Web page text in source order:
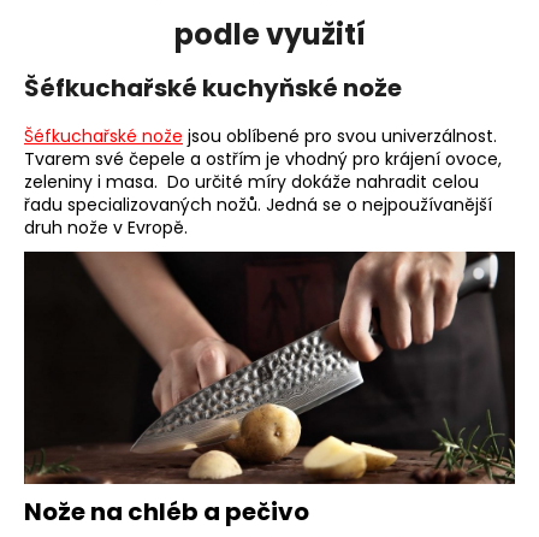
podle využití
Šéfkuchařské kuchyňské nože
Šéfkuchařské nože jsou oblíbené pro svou univerzálnost.
Tvarem své čepele a ostřím je vhodný pro krájení ovoce,
zeleniny i masa. Do určité míry dokáže nahradit celou
řadu specializovaných nožů. Jedná se o nejpoužívanější
druh nože v Evropě.
Nože na chléb a pečivo
j
e
m
e